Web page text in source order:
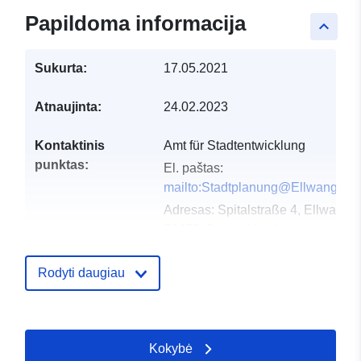
keyboard_arrow_up
Papildoma informacija
Sukurta: 17.05.2021
Atnaujinta: 24.02.2023
Kontaktinis
punktas:
Amt für Stadtentwicklung
El. paštas:
Adresas: Spitalstraße 4,
Katalogo įrašas:
Atnaujinta informacija apie
04 August 2026
Rodyti daugiau
Kokybė